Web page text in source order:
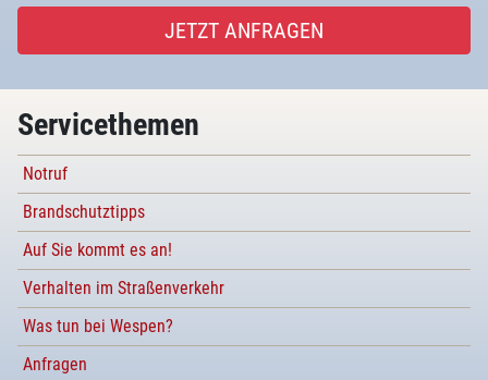
JETZT ANFRAGEN
Servicethemen
Notruf
Brandschutztipps
Auf Sie kommt es an!
Verhalten im Straßenverkehr
Was tun bei Wespen?
Anfragen